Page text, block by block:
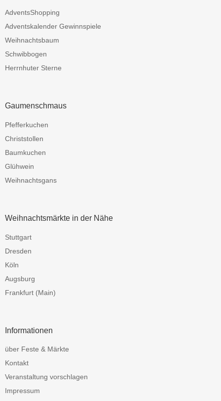
AdventsShopping
Adventskalender Gewinnspiele
Weihnachtsbaum
Schwibbogen
Herrnhuter Sterne
Gaumenschmaus
Pfefferkuchen
Christstollen
Baumkuchen
Glühwein
Weihnachtsgans
Weihnachtsmärkte in der Nähe
Stuttgart
Dresden
Köln
Augsburg
Frankfurt (Main)
Informationen
über Feste & Märkte
Kontakt
Veranstaltung vorschlagen
Impressum